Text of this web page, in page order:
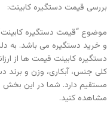
بررسی قیمت دستگیره کابینت:
موضوع “قیمت دستگیره
و خرید دستگیره می باشد. به
دستگیره کابینت قیمت ها از
کلی جنس، آبکاری، وزن و برند
مستقیم دارد. شما در این بخش
مشاهده کنید.